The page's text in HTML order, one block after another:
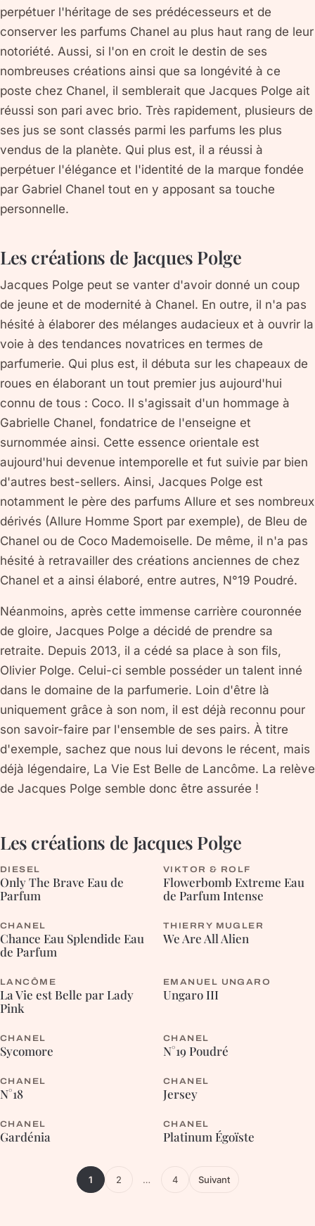
perpétuer l'héritage de ses prédécesseurs et de
conserver les parfums Chanel au plus haut rang de leur
notoriété. Aussi, si l'on en croit le destin de ses
nombreuses créations ainsi que sa longévité à ce
poste chez Chanel, il semblerait que Jacques Polge ait
réussi son pari avec brio. Très rapidement, plusieurs de
ses jus se sont classés parmi les parfums les plus
vendus de la planète. Qui plus est, il a réussi à
perpétuer l'élégance et l'identité de la marque fondée
par Gabriel Chanel tout en y apposant sa touche
personnelle.
Les créations de Jacques Polge
Jacques Polge peut se vanter d'avoir donné un coup
de jeune et de modernité à Chanel. En outre, il n'a pas
hésité à élaborer des mélanges audacieux et à ouvrir la
voie à des tendances novatrices en termes de
parfumerie. Qui plus est, il débuta sur les chapeaux de
roues en élaborant un tout premier jus aujourd'hui
connu de tous : Coco. Il s'agissait d'un hommage à
Gabrielle Chanel, fondatrice de l'enseigne et
surnommée ainsi. Cette essence orientale est
aujourd'hui devenue intemporelle et fut suivie par bien
d'autres best-sellers. Ainsi, Jacques Polge est
notamment le père des parfums Allure et ses nombreux
dérivés (Allure Homme Sport par exemple), de Bleu de
Chanel ou de Coco Mademoiselle. De même, il n'a pas
hésité à retravailler des créations anciennes de chez
Chanel et a ainsi élaboré, entre autres, N°19 Poudré.
Néanmoins, après cette immense carrière couronnée
de gloire, Jacques Polge a décidé de prendre sa
retraite. Depuis 2013, il a cédé sa place à son fils,
Olivier Polge. Celui-ci semble posséder un talent inné
dans le domaine de la parfumerie. Loin d'être là
uniquement grâce à son nom, il est déjà reconnu pour
son savoir-faire par l'ensemble de ses pairs. À titre
d'exemple, sachez que nous lui devons le récent, mais
déjà légendaire, La Vie Est Belle de Lancôme. La relève
de Jacques Polge semble donc être assurée !
Les créations de Jacques Polge
BOISÉE
DIESEL
Only The Brave Eau de
Parfum
ORIENTALE
VIKTOR & ROLF
Flowerbomb Extreme Eau
de Parfum Intense
FLEURIE
CHANEL
Chance Eau Splendide Eau
de Parfum
ORIENTALE
THIERRY MUGLER
We Are All Alien
ORIENTALE
LANCÔME
La Vie est Belle par Lady
Pink
FOUGÈRE
EMANUEL UNGARO
Ungaro III
CHANEL
Sycomore FLEURIE
CHANEL
N°19 Poudré
BOISÉE
CHANEL
N°18
CHANEL
Jersey
FLEURIE
CHANEL
Gardénia BOISÉE
CHANEL
Platinum Égoïste
1 2 … 4 Suivant